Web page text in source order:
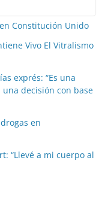
Constitución Unido
Vivo El Vitralismo
exprés: “Es una
decisión con base
en
“Llevé a mi cuerpo al